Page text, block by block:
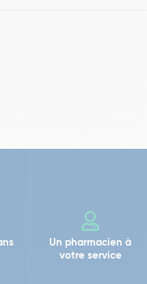
Un pharmacien à
votre service